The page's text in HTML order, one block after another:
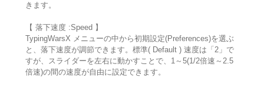
きます。
【 落下速度 :Speed 】
TypingWarsX メニューの中から初期設定(Preferences)を選ぶ
と、落下速度が調節できます。標準( Default ) 速度は「2」で
すが、スライダーを左右に動かすことで、1～5(1/2倍速～2.5
倍速)の間の速度が自由に設定できます。